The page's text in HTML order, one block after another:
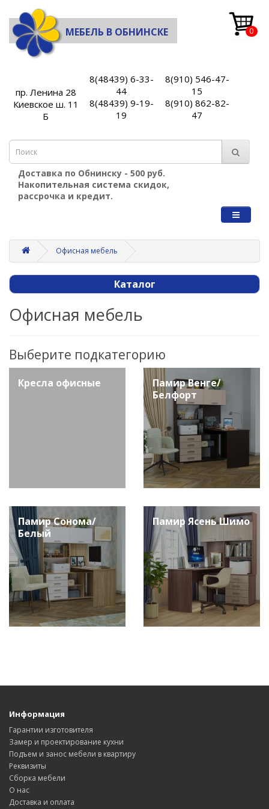
МЕБЕЛЬ В ОБНИНСКЕ 0
пр. Ленина 28
Киевское ш. 11
Б
8(48439) 6-33-
44
8(48439) 9-19-
19
8(910) 546-47-
15
8(910) 862-82-
47
Доставка по Обнинску - 500 руб.
Накопительная система скидок,
рассрочка и кредит.
Офисная мебель
Каталог
Офисная мебель
Выберите подкатегорию
Кресла офисные
Памир Венге/
Белфорт
Памир Сонома/
Белый
Памир Ясень Шимо
Информация
Гарантии изготовителя
Замер и проектирование кухни
Подъем и занос мебели в квартиру
Реквизиты
Сборка мебели
О нас
Доставка и оплата